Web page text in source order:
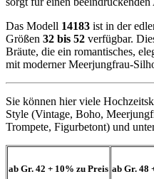
Das Modell 14183 ist in der
Größen 32 bis 52 verfügbar.
Bräute, die ein romantisches,
mit moderner Meerjungfrau-
Sie können hier viele
Style (Vintage, Boho,
Trompete, Figurbetont) und
ab Gr. 42 + 10% zu Preis ab Gr. 48